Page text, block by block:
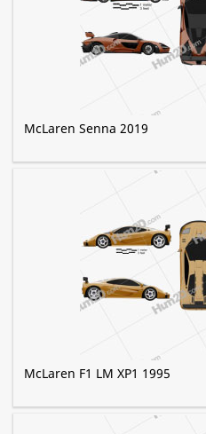
McLaren Senna 2019
McLaren F1 LM XP1 1995